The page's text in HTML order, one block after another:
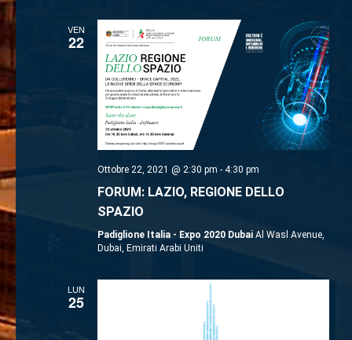
VEN
22
Ottobre 22, 2021 @ 2:30 pm - 4:30 pm
FORUM: LAZIO, REGIONE DELLO
SPAZIO
Padiglione Italia - Expo 2020 Dubai Al Wasl Avenue,
Dubai, Emirati Arabi Uniti
LUN
25